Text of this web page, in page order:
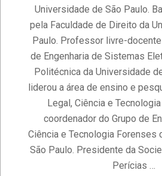
Universidade de São Paulo.
pela Faculdade de Direito da
Paulo. Professor livre-
de Engenharia de Sistemas
Politécnica da Universidade
liderou a área de ensino e
Legal, Ciência e
coordenador do Grupo de
Ciência e Tecnologia Forenses
São Paulo. Presidente da
Perícias …